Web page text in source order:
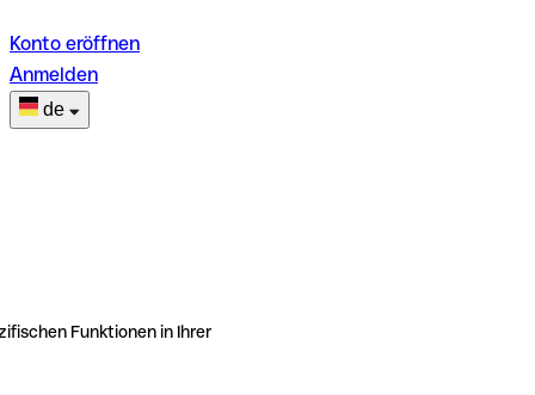
Konto eröffnen
Anmelden
de
Funktionen in Ihrer